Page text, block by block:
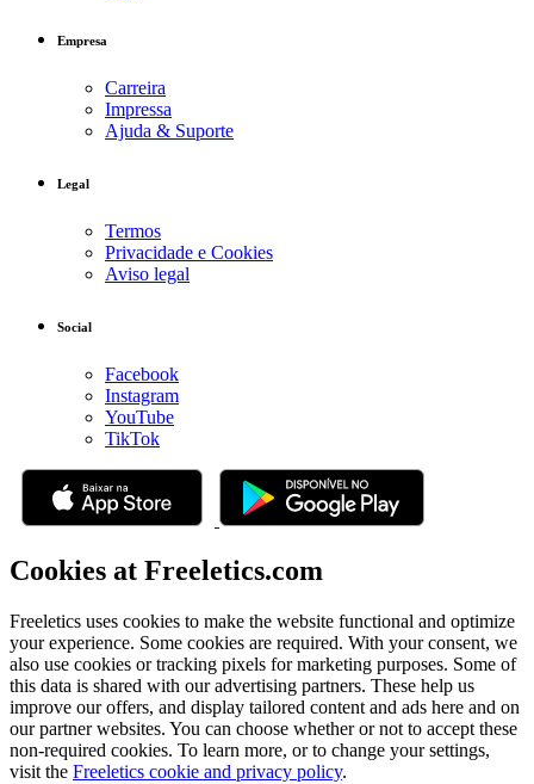
Empresa
Carreira
Impressa
Ajuda & Suporte
Legal
Termos
Privacidade e Cookies
Aviso legal
Social
Facebook
Instagram
YouTube
TikTok
Cookies at Freeletics.com
Freeletics uses cookies to make the website functional and optimize
your experience. Some cookies are required. With your consent, we
also use cookies or tracking pixels for marketing purposes. Some of
this data is shared with our advertising partners. These help us
improve our offers, and display tailored content and ads here and on
our partner websites. You can choose whether or not to accept these
non-required cookies. To learn more, or to change your settings,
visit the Freeletics cookie and privacy policy.